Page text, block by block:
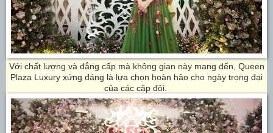
Với chất lượng và đẳng cấp mà không gian này mang đến, Queen
Plaza Luxury xứng đáng là lựa chọn hoàn hảo cho ngày trọng đại
của các cặp đôi.